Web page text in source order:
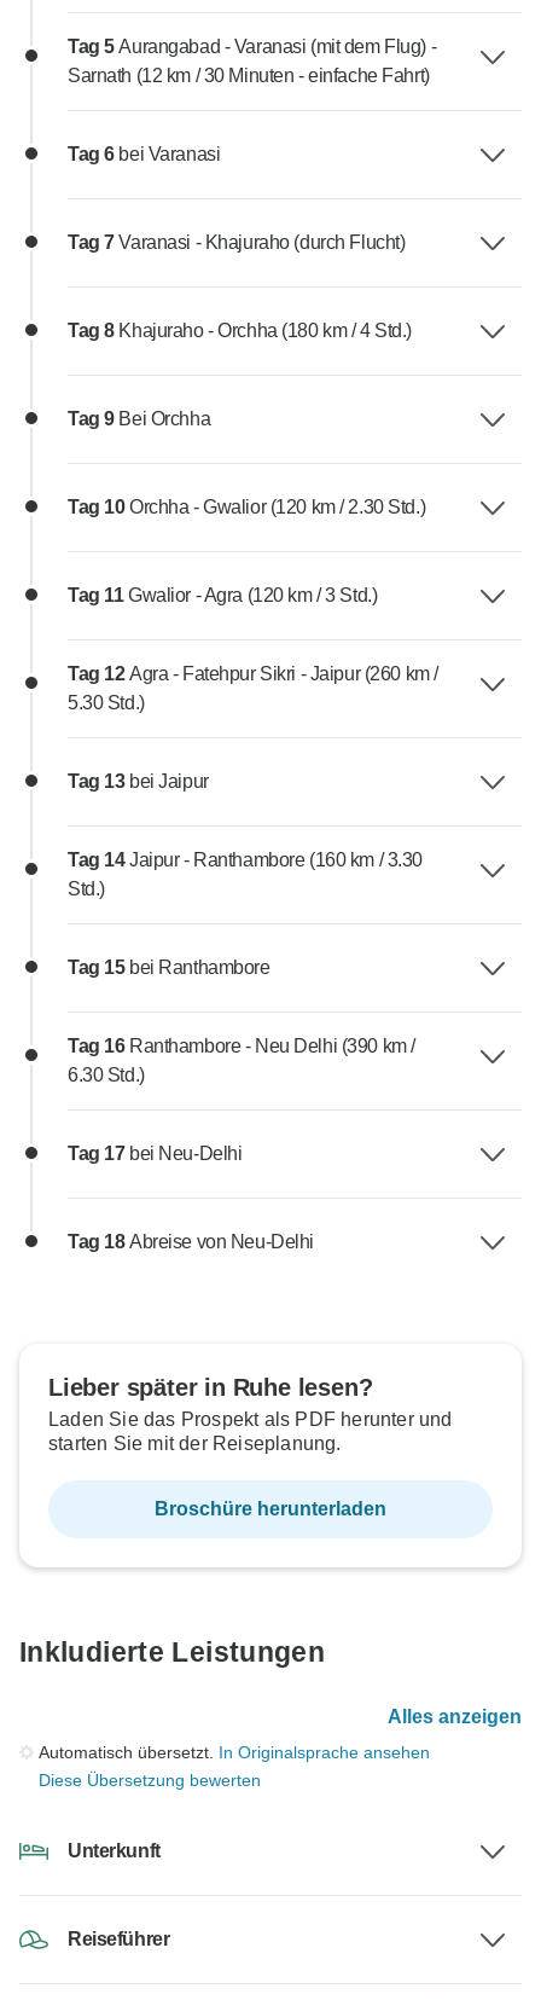
Tag 5Aurangabad - Varanasi (mit dem Flug) -
Sarnath (12 km / 30 Minuten - einfache Fahrt)
Tag 6 bei Varanasi
Tag 7Varanasi - Khajuraho (durch Flucht)
Tag 8 Khajuraho - Orchha (180 km / 4 Std.)
Tag 9 Bei Orchha
Tag 10Orchha - Gwalior (120 km / 2.30 Std.)
Tag 11Gwalior - Agra (120 km / 3 Std.)
Tag 12Agra - Fatehpur Sikri - Jaipur (260 km /
5.30 Std.)
Tag 13 bei Jaipur
Tag 14Jaipur - Ranthambore (160 km / 3.30
Std.)
Tag 15 bei Ranthambore
Tag 16 Ranthambore - Neu Delhi (390 km /
6.30 Std.)
Tag 17 bei Neu-Delhi
Tag 18Abreise von Neu-Delhi
Lieber später in Ruhe lesen?
Laden Sie das Prospekt als PDF herunter und
starten Sie mit der Reiseplanung.
Broschüre herunterladen
Inkludierte Leistungen
Alles anzeigen
Automatisch übersetzt. In Originalsprache ansehen
Diese Übersetzung bewerten
Unterkunft
Reiseführer